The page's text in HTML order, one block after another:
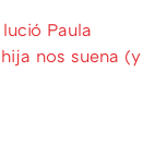
Paula
nos suena (y